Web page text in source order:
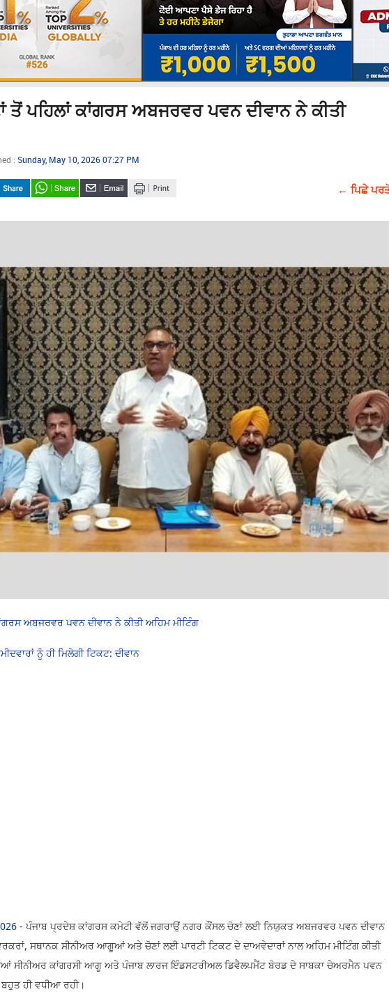
ਤੋਂ ਪਹਿਲਾਂ ਕਾਂਗਰਸ ਅਬਜਰਵਰ ਪਵਨ ਦੀਵਾਨ ਨੇ ਕੀਤੀ
: Sunday, May 10, 2026 07:27 PM
← ਪਿਛੇ
ਅਬਜਰਵਰ ਪਵਨ ਦੀਵਾਨ ਨੇ ਕੀਤੀ ਅਹਿਮ ਮੀਟਿੰਗ
ਨੂੰ ਹੀ ਮਿਲੇਗੀ ਟਿਕਟ: ਦੀਵਾਨ
-ਪੰਜਾਬ ਪ੍ਰਦੇਸ਼ ਕਾਂਗਰਸ ਕਮੇਟੀ ਵੱਲੋਂ ਜਗਰਾਉਂ ਨਗਰ ਕੌਂਸਲ ਚੋਣਾਂ ਲਈ ਨਿਯੁਕਤ ਅਬਜਰਵਰ ਪਵਨ ਦੀਵਾਨ
ਸਥਾਨਕ ਸੀਨੀਅਰ ਆਗੂਆਂ ਅਤੇ ਚੋਣਾਂ ਲਈ ਪਾਰਟੀ ਟਿਕਟ ਦੇ ਦਾਅਵੇਦਾਰਾਂ ਨਾਲ ਅਹਿਮ ਮੀਟਿੰਗ ਕੀਤੀ
ਸੀਨੀਅਰ ਕਾਂਗਰਸੀ ਆਗੂ ਅਤੇ ਪੰਜਾਬ ਲਾਰਜ ਇੰਡਸਟਰੀਅਲ ਡਿਵੈਲਪਮੈਂਟ ਬੋਰਡ ਦੇ ਸਾਬਕਾ ਚੇਅਰਮੈਨ ਪਵਨ
ਬਹੁਤ ਹੀ ਵਧੀਆ ਰਹੀ।